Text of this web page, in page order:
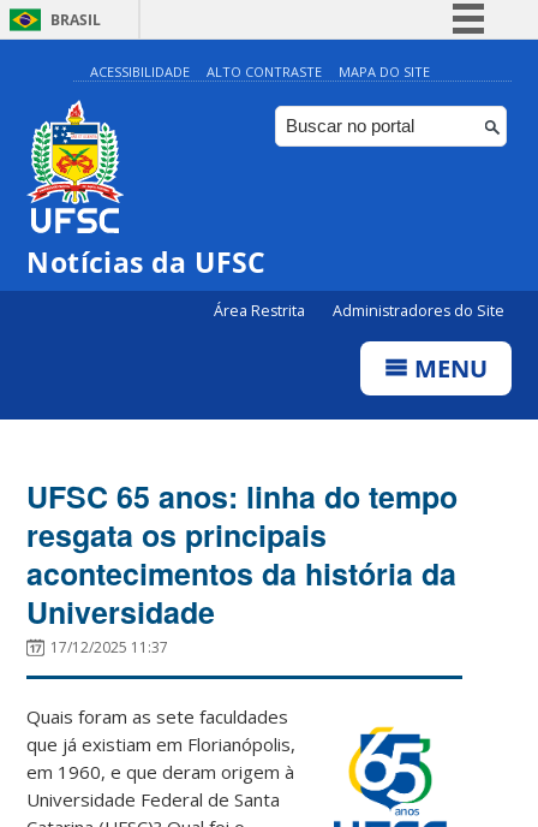
BRASIL
Simplifique!
Comunica BR
Participe
ACESSIBILIDADE ALTO CONTRASTE MAPA DO SITE
Notícias da UFSC
Área Restrita Administradores do Site
MENU
UFSC 65 anos: linha do tempo
resgata os principais
acontecimentos da história da
Universidade
17/12/2025 11:37
Quais foram as sete faculdades
que já existiam em Florianópolis,
em 1960, e que deram origem à
Universidade Federal de Santa